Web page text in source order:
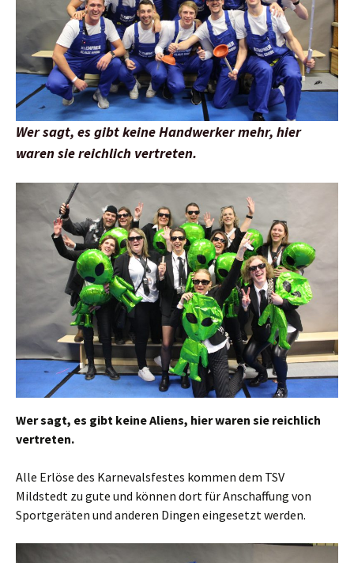
Wer sagt, es gibt keine Handwerker mehr, hier
waren sie reichlich vertreten.
Wer sagt, es gibt keine Aliens, hier waren sie reichlich
vertreten.
Alle Erlöse des Karnevalsfestes kommen dem TSV
Mildstedt zu gute und können dort für Anschaffung von
Sportgeräten und anderen Dingen eingesetzt werden.